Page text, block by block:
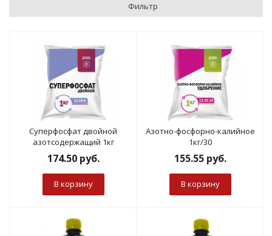
Фильтр
Суперфосфат двойной
азотсодержащий 1кг
174.50руб.
В корзину
Азотно-фосфорно-калийное
1кг/30
155.55руб.
В корзину